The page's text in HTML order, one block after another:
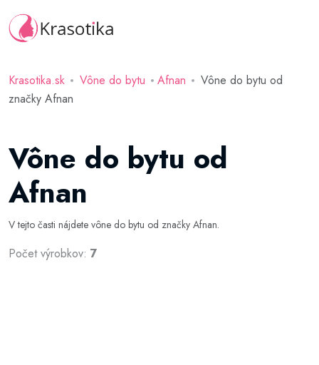
Krasotika.sk Vône do bytu Afnan
Vône do bytu od
značky Afnan
Vône do bytu od
Afnan
V tejto časti nájdete vône do bytu od značky Afnan.
Počet výrobkov: 7